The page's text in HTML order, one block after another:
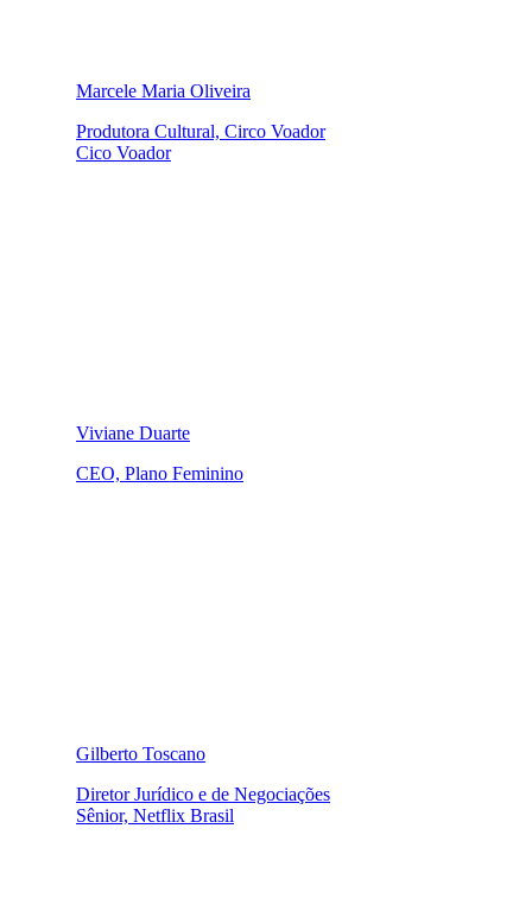
Marcele Maria Oliveira
Produtora Cultural, Circo Voador
Cico Voador
Viviane Duarte
CEO, Plano Feminino
Gilberto Toscano
Diretor Jurídico e de Negociações
Sênior, Netflix Brasil